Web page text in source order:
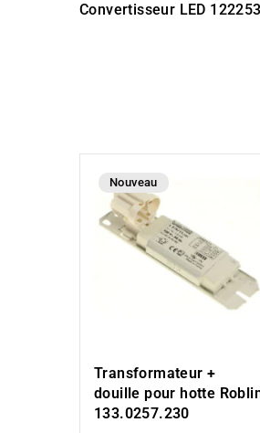
Convertisseur LED
Nouveau
Transformateur +
douille pour hotte
133.0257.230